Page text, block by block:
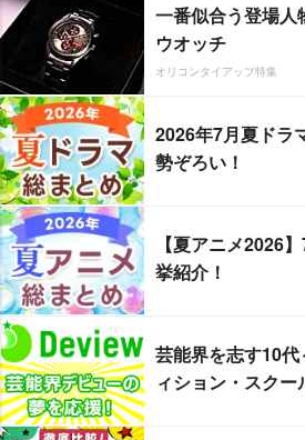
一番似合う登場
ウオッチ
オリコンタイアップ特集
2026年7月夏ドラ
勢ぞろい！
【夏アニメ2026
挙紹介！
芸能界を志す10
ィション・スク